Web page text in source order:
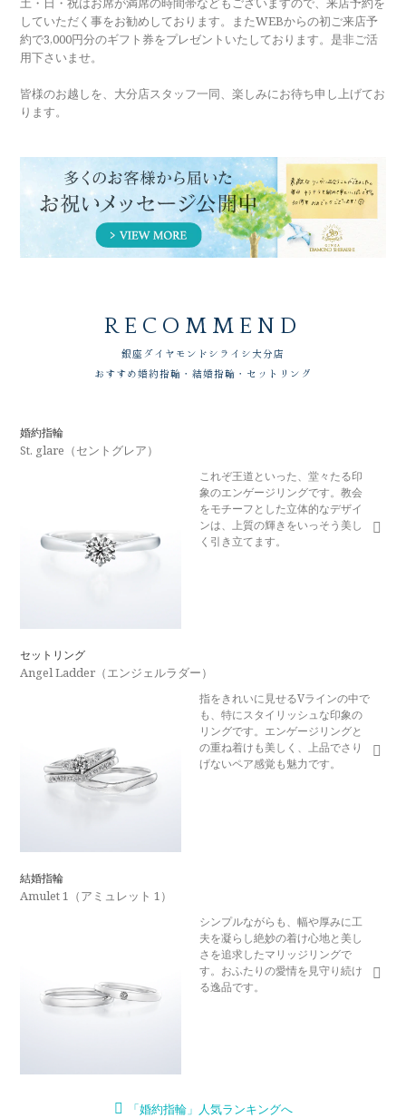
していただく事をお勧めしております。またWEBからの初ご来店予
約で3,000円分のギフト券をプレゼントいたしております。是非ご活
用下さいませ。
皆様のお越しを、大分店スタッフ一同、楽しみにお待ち申し上げてお
ります。
RECOMMEND
銀座ダイヤモンドシライシ 大分店
おすすめ婚約指輪・結婚指輪・セットリング
婚約指輪
St. glare（セントグレア）
これぞ王道といった、堂々たる印
象のエンゲージリングです。教会
をモチーフとした立体的なデザイ
ンは、上質の輝きをいっそう美し
く引き立てます。
セットリング
Angel Ladder（エンジェルラダー）
指をきれいに見せるVラインの中で
も、特にスタイリッシュな印象の
リングです。エンゲージリングと
の重ね着けも美しく、上品でさり
げないペア感覚も魅力です。
結婚指輪
Amulet 1（アミュレット 1）
シンプルながらも、幅や厚みに工
夫を凝らし絶妙の着け心地と美し
さを追求したマリッジリングで
す。おふたりの愛情を見守り続け
る逸品です。
「婚約指輪」人気ランキングへ